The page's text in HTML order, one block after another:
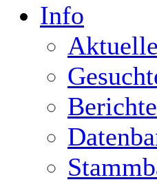
Info
Berichte